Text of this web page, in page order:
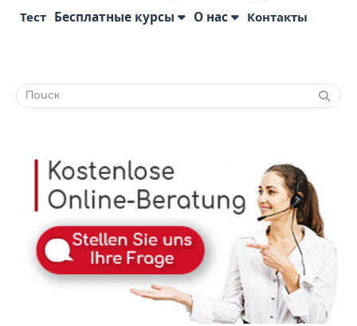
Тест Бесплатные курсы О нас Контакты